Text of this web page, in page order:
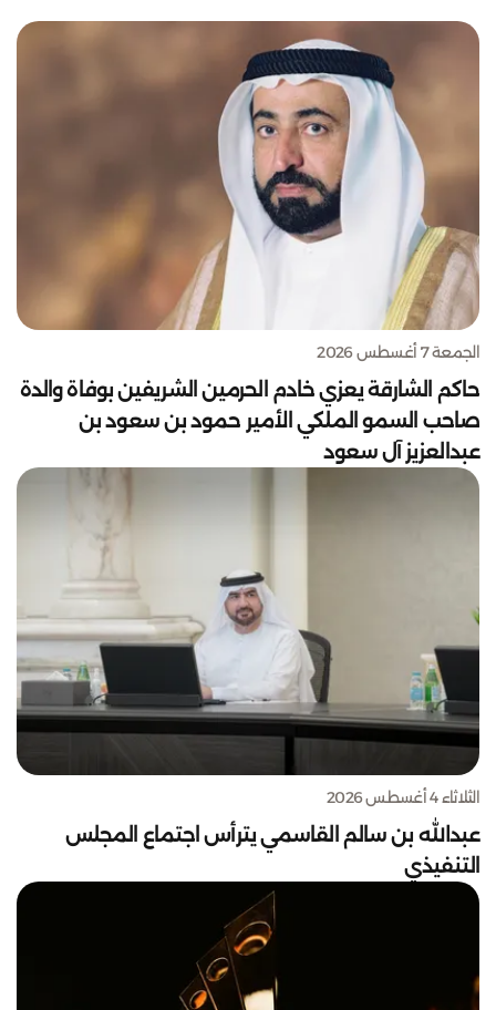
الجمعة 7 أغسطس 2026
حاكم الشارقة يعزي خادم الحرمين الشريفين بوفاة والدة
صاحب السمو الملكي الأمير حمود بن سعود بن
عبدالعزيز آل سعود
الثلاثاء 4 أغسطس 2026
عبدالله بن سالم القاسمي يترأس اجتماع المجلس
التنفيذي